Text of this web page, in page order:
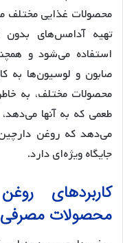
محصولات غذایی مختلف
تهیه آدامس‌های بدون
استفاده می‌شود و
صابون و لوسیون‌ها به
محصولات مختلف، به
طعمی که به آنها
می‌دهد که روغن
جایگاه ویژه‌ای دارد.
کاربردهای
محصولات مصرفی